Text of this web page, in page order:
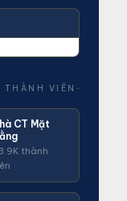
THÀNH VIÊN
CT Mặt
thành